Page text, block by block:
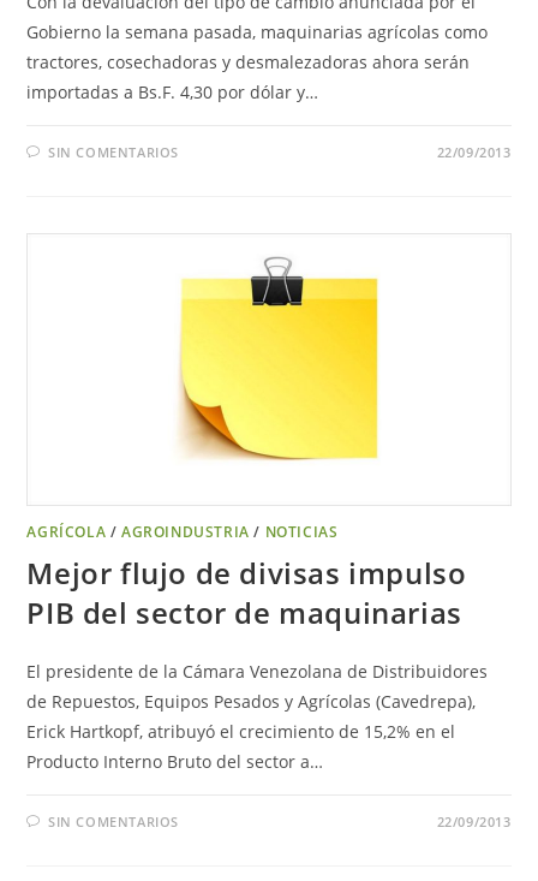
Gobierno la semana pasada, maquinarias agrícolas como
tractores, cosechadoras y desmalezadoras ahora serán
importadas a Bs.F. 4,30 por dólar y…
SIN COMENTARIOS 22/09/2013
AGRÍCOLA /AGROINDUSTRIA / NOTICIAS
Mejor flujo de divisas impulso
PIB del sector de maquinarias
El presidente de la Cámara Venezolana de Distribuidores
de Repuestos, Equipos Pesados y Agrícolas (Cavedrepa),
Erick Hartkopf, atribuyó el crecimiento de 15,2% en el
Producto Interno Bruto del sector a…
SIN COMENTARIOS 22/09/2013